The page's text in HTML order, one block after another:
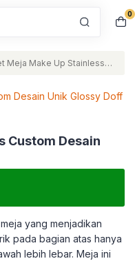
0
Meja Make Up Stainless
Custom Desain
yang menjadikan
pada bagian atas hanya
lebih lebar. Meja ini